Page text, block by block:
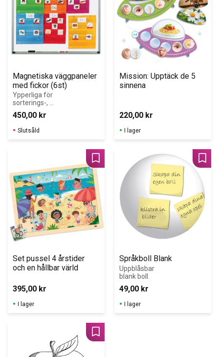
Magnetiska väggpaneler
med fickor (6st)
Ypperliga för
sorterings-,
klassificerings-,
läs-/skrivövninga
r och sist, men
inte minst,
450,00 kr
Slutsåld
Mission: Upptäck de 5
sinnena
220,00 kr
I lager
Set pussel 4 årstider
och en hållbar värld
395,00 kr
Lägg till i favoriter
I lager
Språkboll Blank
Uppblåsbar
blank boll.
49,00 kr
I lager
Lägg till i favoriter